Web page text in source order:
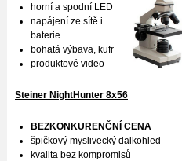
horní a spodní LED
napájení ze sítě i
baterie
bohatá výbava, kufr
produktové video
Steiner NightHunter 8x56
BEZKONKURENČNÍ CENA
špičkový myslivecký dalkohled
kvalita bez kompromisů